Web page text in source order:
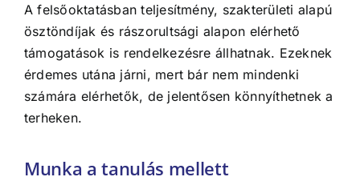
A felsőoktatásban teljesítmény, szakterületi alapú
ösztöndíjak és rászorultsági alapon elérhető
támogatások is rendelkezésre állhatnak. Ezeknek
érdemes utána járni, mert bár nem mindenki
számára elérhetők, de jelentősen könnyíthetnek a
terheken.
Munka a tanulás mellett